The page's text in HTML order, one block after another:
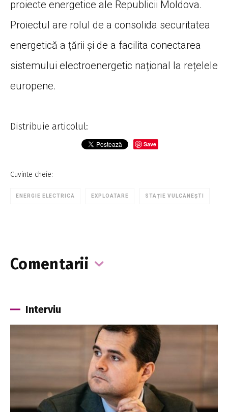
proiecte energetice ale Republicii Moldova.
Proiectul are rolul de a consolida securitatea
energetică a țării și de a facilita conectarea
sistemului electroenergetic național la rețelele
europene.
Distribuie articolul:
Save
Cuvinte cheie:
ENERGIE ELECTRICĂ EXPLOATARE STAȚIE VULCĂNEȘTI
Comentarii
Interviu